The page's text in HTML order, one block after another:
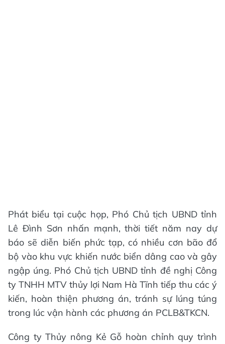
Phát biểu tại cuộc họp, Phó Chủ tịch UBND tỉnh
Lê Đình Sơn nhấn mạnh, thời tiết năm nay dự
báo sẽ diễn biến phức tạp, có nhiều cơn bão đổ
bộ vào khu vực khiến nước biển dâng cao và gây
ngập úng. Phó Chủ tịch UBND tỉnh đề nghị Công
ty TNHH MTV thủy lợi Nam Hà Tĩnh tiếp thu các ý
kiến, hoàn thiện phương án, tránh sự lúng túng
trong lúc vận hành các phương án PCLB&TKCN.
Công ty Thủy nông Kẻ Gỗ hoàn chỉnh quy trình